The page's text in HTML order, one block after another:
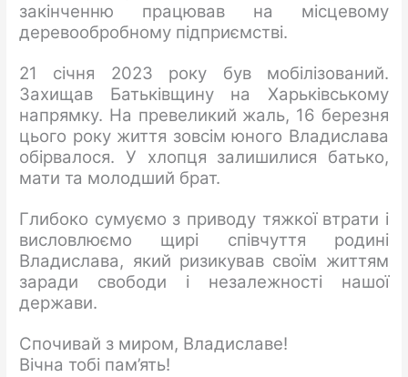
закінченню працював на місцевому
деревообробному підприємстві.
21 січня 2023 року був мобілізований.
Захищав Батьківщину на Харьківському
напрямку. На превеликий жаль, 16 березня
цього року життя зовсім юного Владислава
обірвалося. У хлопця залишилися батько,
мати та молодший брат.
Глибоко сумуємо з приводу тяжкої втрати і
висловлюємо щирі співчуття родині
Владислава, який ризикував своїм життям
заради свободи і незалежності нашої
держави.
Спочивай з миром, Владиславе!
Вічна тобі пам’ять!